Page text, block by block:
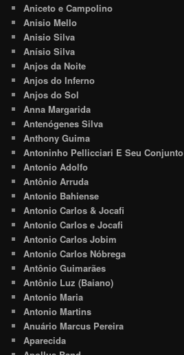
Aniceto e Campolino
Anisio Mello
Anisio Silva
Anísio Silva
Anjos da Noite
Anjos do Inferno
Anjos do Sol
Anna Margarida
Antenógenes Silva
Anthony Guima
Antoninho Pellicciari E Seu Conjunto
Antonio Adolfo
Antônio Arruda
Antonio Bahiense
Antonio Carlos & Jocafi
Antonio Carlos e Jocafi
Antonio Carlos Jobim
Antonio Carlos Nóbrega
Antônio Guimarães
Antônio Luz (Baiano)
Antonio Maria
Antonio Martins
Anuário Marcus Pereira
Aparecida